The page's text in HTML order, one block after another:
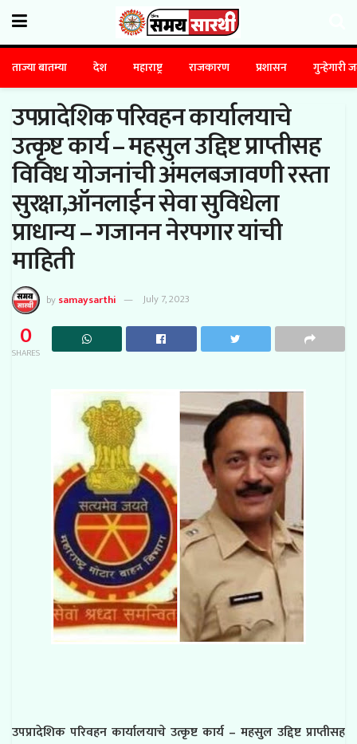
ताज्या बातम्या देश महाराष्ट्र राजकारण प्रशासन गुन्हेगारी
उपप्रादेशिक परिवहन कार्यालयाचे
उत्कृष्ट कार्य – महसुल उद्दिष्ट प्राप्तीसह
विविध योजनांची अंमलबजावणी रस्ता
सुरक्षा,ऑनलाईन सेवा सुविधेला
प्राधान्य – गजानन नेरपगार यांची
माहिती
bysamaysarthi July 7, 2023
0
SHARES
उपप्रादेशिक परिवहन कार्यालयाचे उत्कृष्ट कार्य – महसुल उद्दिष्ट प्राप्तीसह